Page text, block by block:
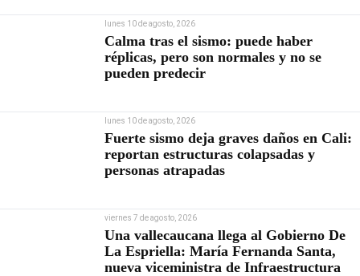
lunes 10 de agosto, 2026
Calma tras el sismo: puede haber
réplicas, pero son normales y no se
pueden predecir
lunes 10 de agosto, 2026
Fuerte sismo deja graves daños en Cali:
reportan estructuras colapsadas y
personas atrapadas
viernes 7 de agosto, 2026
Una vallecaucana llega al Gobierno De
La Espriella: María Fernanda Santa,
nueva viceministra de Infraestructura